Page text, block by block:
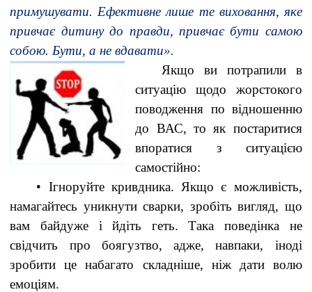
примушувати. Ефективне лише те виховання, яке
привчає дитину до правди, привчає бути самою
собою. Бути, а не вдавати».
Якщо ви потрапили в
ситуацію щодо жорстокого
поводження по відношенню
до ВАС, то як постаритися
впоратися з ситуацією
самостійно:
• Ігноруйте кривдника. Якщо є можливість,
намагайтесь уникнути сварки, зробіть вигляд, що
вам байдуже і йдіть геть. Така поведінка не
свідчить про боягузтво, адже, навпаки, іноді
зробити це набагато складніше, ніж дати волю
емоціям.